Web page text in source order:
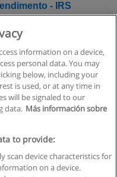
- IRS
Serviços e Novas
information on a device,
personal data. You may
below, including your
is used, or at any time in
will be signaled to our
data. Más información sobre
to provide:
scan device characteristics for
on a device.